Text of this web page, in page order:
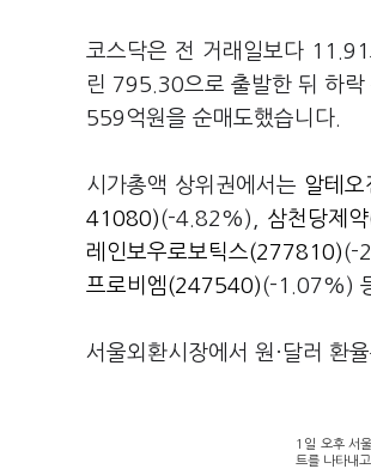
코스닥은 전 거래일보다
린 795.30으로 출발한 뒤 하
559억원을 순매도했습니다.
시가총액 상위권에서는 알테
41080)(-4.82%), 삼천당제
레인보우로보틱스(277810)(-
프로비엠(247540)(-1.07%)
서울외환시장에서 원·달러 환
1일 오후 서
트를 나타내